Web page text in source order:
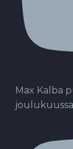
Max Kalba